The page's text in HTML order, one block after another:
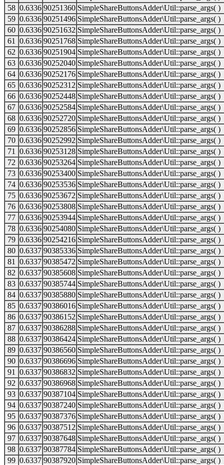
58 0.6336 90251360 SimpleShareButtonsAdder\Util::parse_args( )
59 0.6336 90251496 SimpleShareButtonsAdder\Util::parse_args( )
60 0.6336 90251632 SimpleShareButtonsAdder\Util::parse_args( )
61
0.6336 90251768 SimpleShareButtonsAdder\Util::parse_args( )
62 0.6336 90251904 SimpleShareButtonsAdder\Util::parse_args( )
63 0.6336 90252040 SimpleShareButtonsAdder\Util::parse_args( )
64 0.6336 90252176 SimpleShareButtonsAdder\Util::parse_args( )
65 0.6336 90252312 SimpleShareButtonsAdder\Util::parse_args( )
66 0.6336 90252448 SimpleShareButtonsAdder\Util::parse_args( )
67 0.6336 90252584 SimpleShareButtonsAdder\Util::parse_args( )
68 0.6336 90252720 SimpleShareButtonsAdder\Util::parse_args( )
69 0.6336 90252856 SimpleShareButtonsAdder\Util::parse_args( )
70 0.6336 90252992 SimpleShareButtonsAdder\Util::parse_args( )
71
0.6336 90253128 SimpleShareButtonsAdder\Util::parse_args( )
72 0.6336 90253264 SimpleShareButtonsAdder\Util::parse_args( )
73 0.6336 90253400 SimpleShareButtonsAdder\Util::parse_args( )
74 0.6336 90253536 SimpleShareButtonsAdder\Util::parse_args( )
75 0.6336 90253672 SimpleShareButtonsAdder\Util::parse_args( )
76 0.6336 90253808 SimpleShareButtonsAdder\Util::parse_args( )
77 0.6336 90253944 SimpleShareButtonsAdder\Util::parse_args( )
78 0.6336 90254080 SimpleShareButtonsAdder\Util::parse_args( )
79 0.6336 90254216 SimpleShareButtonsAdder\Util::parse_args( )
80 0.6337 90385336 SimpleShareButtonsAdder\Util::parse_args( )
81
0.6337 90385472 SimpleShareButtonsAdder\Util::parse_args( )
82 0.6337 90385608 SimpleShareButtonsAdder\Util::parse_args( )
83 0.6337 90385744 SimpleShareButtonsAdder\Util::parse_args( )
84 0.6337 90385880 SimpleShareButtonsAdder\Util::parse_args( )
85 0.6337 90386016 SimpleShareButtonsAdder\Util::parse_args( )
86 0.6337 90386152 SimpleShareButtonsAdder\Util::parse_args( )
87 0.6337 90386288 SimpleShareButtonsAdder\Util::parse_args( )
88 0.6337 90386424 SimpleShareButtonsAdder\Util::parse_args( )
89 0.6337 90386560 SimpleShareButtonsAdder\Util::parse_args( )
90 0.6337 90386696 SimpleShareButtonsAdder\Util::parse_args( )
91
0.6337 90386832 SimpleShareButtonsAdder\Util::parse_args( )
92 0.6337 90386968 SimpleShareButtonsAdder\Util::parse_args( )
93 0.6337 90387104 SimpleShareButtonsAdder\Util::parse_args( )
94 0.6337 90387240 SimpleShareButtonsAdder\Util::parse_args( )
95 0.6337 90387376 SimpleShareButtonsAdder\Util::parse_args( )
96 0.6337 90387512 SimpleShareButtonsAdder\Util::parse_args( )
97 0.6337 90387648 SimpleShareButtonsAdder\Util::parse_args( )
98 0.6337 90387784 SimpleShareButtonsAdder\Util::parse_args( )
99 0.6337 90387920 SimpleShareButtonsAdder\Util::parse_args( )